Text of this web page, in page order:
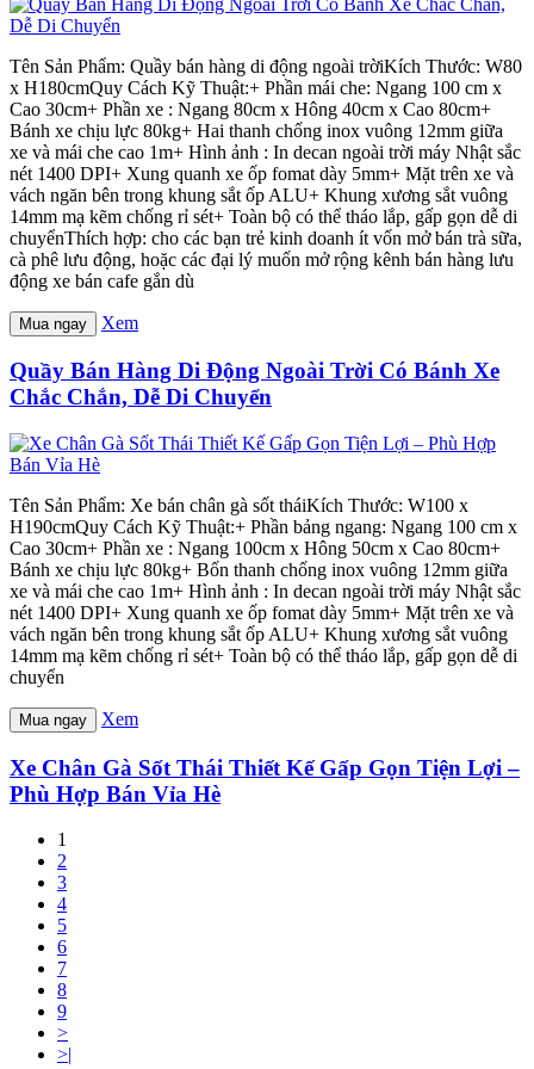
Tên Sản Phẩm: Quầy bán hàng di động ngoài trờiKích Thước: W80
x H180cmQuy Cách Kỹ Thuật:+ Phần mái che: Ngang 100 cm x
Cao 30cm+ Phần xe : Ngang 80cm x Hông 40cm x Cao 80cm+
Bánh xe chịu lực 80kg+ Hai thanh chống inox vuông 12mm giữa
xe và mái che cao 1m+ Hình ảnh : In decan ngoài trời máy Nhật sắc
nét 1400 DPI+ Xung quanh xe ốp fomat dày 5mm+ Mặt trên xe và
vách ngăn bên trong khung sắt ốp ALU+ Khung xương sắt vuông
14mm mạ kẽm chống rỉ sét+ Toàn bộ có thể tháo lắp, gấp gọn dễ di
chuyểnThích hợp: cho các bạn trẻ kinh doanh ít vốn mở bán trà sữa,
cà phê lưu động, hoặc các đại lý muốn mở rộng kênh bán hàng lưu
động xe bán cafe gắn dù
Mua ngay Xem
Quầy Bán Hàng Di Động Ngoài Trời Có Bánh Xe
Chắc Chắn, Dễ Di Chuyển
Tên Sản Phẩm: Xe bán chân gà sốt tháiKích Thước: W100 x
H190cmQuy Cách Kỹ Thuật:+ Phần bảng ngang: Ngang 100 cm x
Cao 30cm+ Phần xe : Ngang 100cm x Hông 50cm x Cao 80cm+
Bánh xe chịu lực 80kg+ Bốn thanh chống inox vuông 12mm giữa
xe và mái che cao 1m+ Hình ảnh : In decan ngoài trời máy Nhật sắc
nét 1400 DPI+ Xung quanh xe ốp fomat dày 5mm+ Mặt trên xe và
vách ngăn bên trong khung sắt ốp ALU+ Khung xương sắt vuông
14mm mạ kẽm chống rỉ sét+ Toàn bộ có thể tháo lắp, gấp gọn dễ di
chuyển
Mua ngay Xem
Xe Chân Gà Sốt Thái Thiết Kế Gấp Gọn Tiện Lợi –
Phù Hợp Bán Vỉa Hè
1
2
3
4
5
6
7
8
9
>
>|